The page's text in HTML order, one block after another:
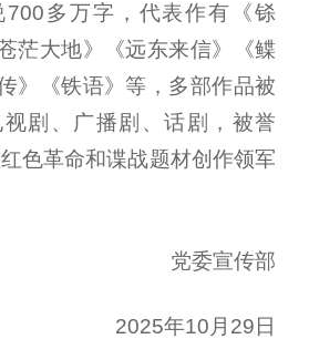
多万字，代表作有《铩
茫大地》《远东来信》《鲽
》《铁语》等，多部作品被
剧、广播剧、话剧，被誉
色革命和谍战题材创作领军
党委宣传部
2025年10月29日